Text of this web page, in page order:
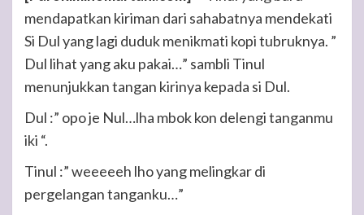
mendapatkan kiriman dari sahabatnya mendekati
Si Dul yang lagi duduk menikmati kopi tubruknya. ”
Dul lihat yang aku pakai…” sambli Tinul
menunjukkan tangan kirinya kepada si Dul.
Dul :” opo je Nul…lha mbok kon delengi tanganmu
iki “.
Tinul :” weeeeeh lho yang melingkar di
pergelangan tanganku…”